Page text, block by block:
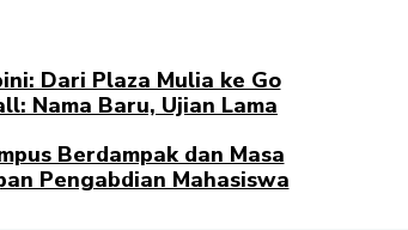
Dari Plaza Mulia ke Go
Nama Baru, Ujian Lama
Berdampak dan Masa
Pengabdian Mahasiswa